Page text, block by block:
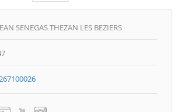
SENEGAS THEZAN LES BEZIERS